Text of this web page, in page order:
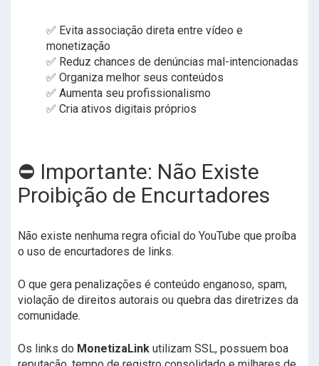
✅ Evita associação direta entre vídeo e
monetização
✅ Reduz chances de denúncias mal-intencionadas
✅ Organiza melhor seus conteúdos
✅ Aumenta seu profissionalismo
✅ Cria ativos digitais próprios
⛔ Importante: Não Existe
Proibição de Encurtadores
Não existe nenhuma regra oficial do YouTube que proíba
o uso de encurtadores de links.
O que gera penalizações é conteúdo enganoso, spam,
violação de direitos autorais ou quebra das diretrizes da
comunidade.
Os links do MonetizaLink utilizam SSL, possuem boa